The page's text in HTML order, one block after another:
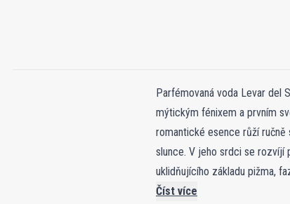
Parfémovaná voda Levar del
mýtickým fénixem a prvním
romantické esence růží
slunce. V jeho srdci se rozvíjí
uklidňujícího základu pižma,
posilující, zachycuje krásu
Číst více